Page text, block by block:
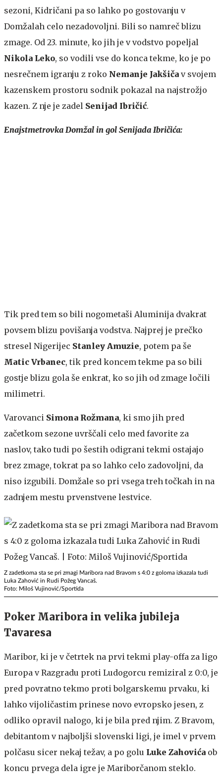
sezoni, Kidričani pa so lahko po gostovanju v
Domžalah celo nezadovoljni. Bili so namreč blizu
zmage. Od 23. minute, ko jih je v vodstvo popeljal
Nikola Leko, so vodili vse do konca tekme, ko je po
nesrečnem igranju z roko Nemanje Jakšiča v svojem
kazenskem prostoru sodnik pokazal na najstrožjo
kazen. Z nje je zadel Senijad Ibričić.
Enajstmetrovka Domžal in gol Senijada Ibričića:
Tik pred tem so bili nogometaši Aluminija dvakrat
povsem blizu povišanja vodstva. Najprej je prečko
stresel Nigerijec Stanley Amuzie, potem pa še
Matic Vrbanec, tik pred koncem tekme pa so bili
gostje blizu gola še enkrat, ko so jih od zmage ločili
milimetri.
Varovanci Simona Rožmana, ki smo jih pred
začetkom sezone uvrščali celo med favorite za
naslov, tako tudi po šestih odigrani tekmi ostajajo
brez zmage, tokrat pa so lahko celo zadovoljni, da
niso izgubili. Domžale so pri vsega treh točkah in na
zadnjem mestu prvenstvene lestvice.
Z zadetkoma sta se pri zmagi Maribora nad Bravom s 4:0 z goloma izkazala tudi
Luka Zahović in Rudi Požeg Vancaš.
Foto: Miloš Vujinović/Sportida
Poker Maribora in velika jubileja
Tavaresa
Maribor, ki je v četrtek na prvi tekmi play-offa za ligo
Europa v Razgradu proti Ludogorcu remiziral z 0:0, je
pred povratno tekmo proti bolgarskemu prvaku, ki
lahko vijoličastim prinese novo evropsko jesen, z
odliko opravil nalogo, ki je bila pred njim. Z Bravom,
debitantom v najboljši slovenski ligi, je imel v prvem
polčasu sicer nekaj težav, a po golu Luke Zahovića ob
koncu prvega dela igre je Mariborčanom steklo.